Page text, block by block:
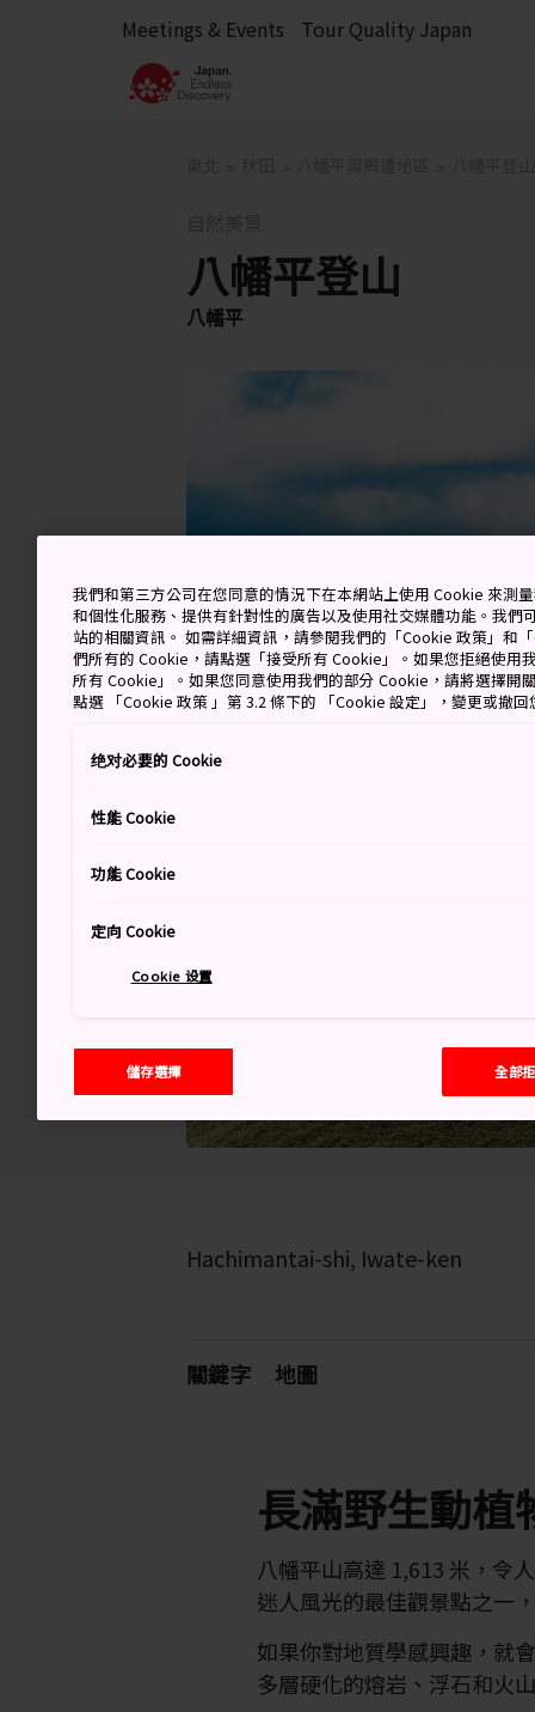
Meetings & Events Tour Quality Japan
八幡平登山
八幡平
Hachimantai-shi, Iwate-ken
關鍵字 地圖
長滿野生動植
八幡平山高達 1,613 米，令
迷人風光的最佳觀景點之一
如果你對地質學感興趣，就
多層硬化的熔岩、浮石和火
我們和第三方公司在您同意的情況下在本網站上使用 Cookie 來測
和個性化服務、提供有針對性的廣告以及使用社交媒體功能。我們
站的相關資訊。 如需詳細資訊，請參閱我們的「Cookie 政策」和
們所有的 Cookie，請點選「接受所有 Cookie」。如果您拒絕使用
所有 Cookie」。如果您同意使用我們的部分 Cookie，請將選擇開
點選 「Cookie 政策 」第 3.2 條下的 「Cookie 設定」，變更或撤回
绝对必要的 Cookie
性能 Cookie
功能 Cookie
定向 Cookie
Cookie 设置
儲存選擇 全部